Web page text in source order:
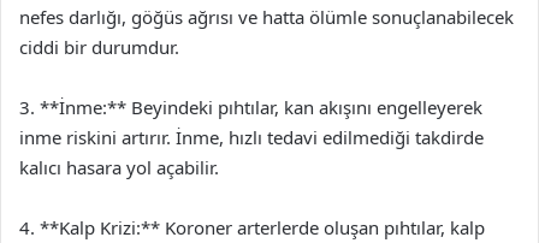
nefes darlığı, göğüs ağrısı ve hatta ölümle sonuçlanabilecek
ciddi bir durumdur.
3. **İnme:** Beyindeki pıhtılar, kan akışını engelleyerek
inme riskini artırır. İnme, hızlı tedavi edilmediği takdirde
kalıcı hasara yol açabilir.
4. **Kalp Krizi:** Koroner arterlerde oluşan pıhtılar, kalp